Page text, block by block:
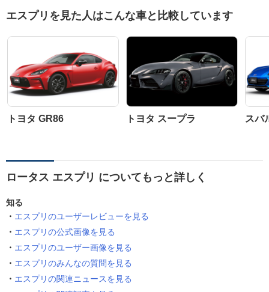
エスプリを見た人はこんな車と比較しています
トヨタ GR86 トヨタ スープラ スバ
ロータス エスプリ についてもっと詳しく
知る
エスプリのユーザーレビューを見る
エスプリの公式画像を見る
エスプリのユーザー画像を見る
エスプリのみんなの質問を見る
エスプリの関連ニュースを見る